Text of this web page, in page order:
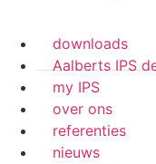
downloads
Aalberts IPS
my IPS
over ons
referenties
nieuws